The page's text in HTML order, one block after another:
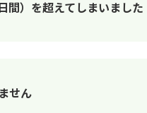
間）を超えてしまいました
せん